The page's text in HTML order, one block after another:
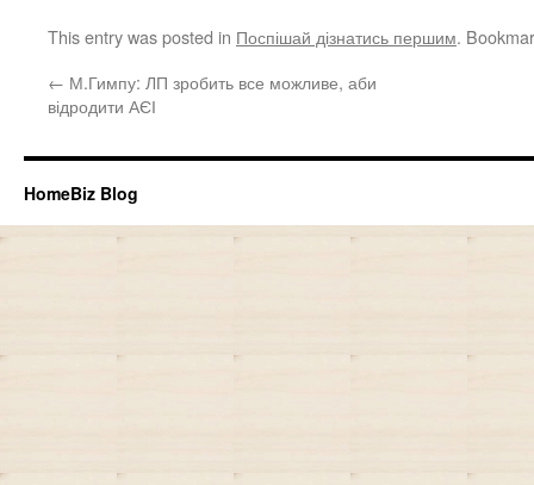
This entry was posted in Поспішай дізнатись першим.
← М.Гимпу: ЛП зробить все можливе, аби
відродити АЄІ
HomeBiz Blog